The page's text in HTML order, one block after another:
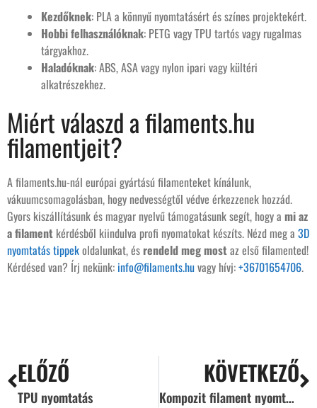
Kezdőknek: PLA a könnyű nyomtatásért és színes projektekért.
Hobbi felhasználóknak: PETG vagy TPU tartós vagy rugalmas
tárgyakhoz.
Haladóknak: ABS, ASA vagy nylon ipari vagy kültéri
alkatrészekhez.
Miért válaszd a filaments.hu
filamentjeit?
A filaments.hu-nál európai gyártású filamenteket kínálunk,
vákuumcsomagolásban, hogy nedvességtől védve érkezzenek hozzád.
Gyors kiszállításunk és magyar nyelvű támogatásunk segít, hogy a mi az
a filament kérdésből kiindulva profi nyomatokat készíts. Nézd meg a 3D
nyomtatás tippekoldalunkat, és rendeld meg mostaz első filamented!
Kérdésed van? Írj nekünk: info@filaments.huvagy hívj:+36701654706.
ELŐZŐ
TPU nyomtatás
KÖVETKEZŐ
Kompozit filament nyomtatás